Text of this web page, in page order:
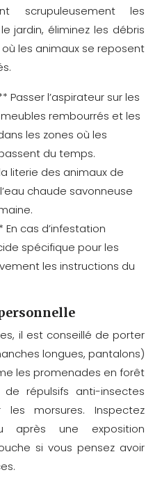
scrupuleusement les
jardin, éliminez les débris
les animaux se reposent
Passer l’aspirateur sur les
rembourrés et les
les zones où les
du temps.
literie des animaux de
chaude savonneuse
cas d’infestation
spécifique pour les
les instructions du
il est conseillé de porter
longues, pantalons)
les promenades en forêt
de répulsifs anti-insectes
morsures. Inspectez
après une exposition
si vous pensez avoir